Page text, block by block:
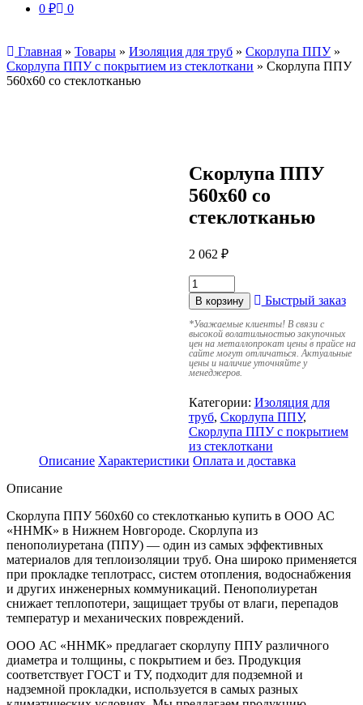
0 ₽ 0
Главная » Товары » Изоляция для труб » Скорлупа ППУ»
Скорлупа ППУ с покрытием из стеклоткани » Скорлупа ППУ
560х60 со стеклотканью
Скорлупа ППУ
560х60 со
стеклотканью
2 062 ₽
В корзину Быстрый заказ
*Уважаемые клиенты! В связи с
высокой волатильностью закупочных
цен на металлопрокат цены в прайсе на
сайте могут отличаться. Актуальные
цены и наличие уточняйте у
менеджеров.
Категории: Изоляция для
труб, Скорлупа ППУ,
Скорлупа ППУ с покрытием
из стеклоткани
Описание Характеристики Оплата и доставка
Описание
Скорлупа ППУ 560х60 со стеклотканью купить в ООО АС
«ННМК» в Нижнем Новгороде. Скорлупа из
пенополиуретана (ППУ) — один из самых эффективных
материалов для теплоизоляции труб. Она широко применяется
при прокладке теплотрасс, систем отопления, водоснабжения
и других инженерных коммуникаций. Пенополиуретан
снижает теплопотери, защищает трубы от влаги, перепадов
температур и механических повреждений.
ООО АС «ННМК» предлагает скорлупу ППУ различного
диаметра и толщины, с покрытием и без. Продукция
соответствует ГОСТ и ТУ, подходит для подземной и
надземной прокладки, используется в самых разных